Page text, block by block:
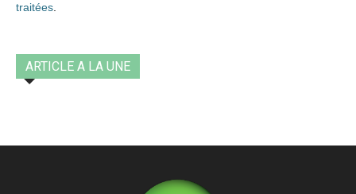
traitées
ARTICLE A LA UNE